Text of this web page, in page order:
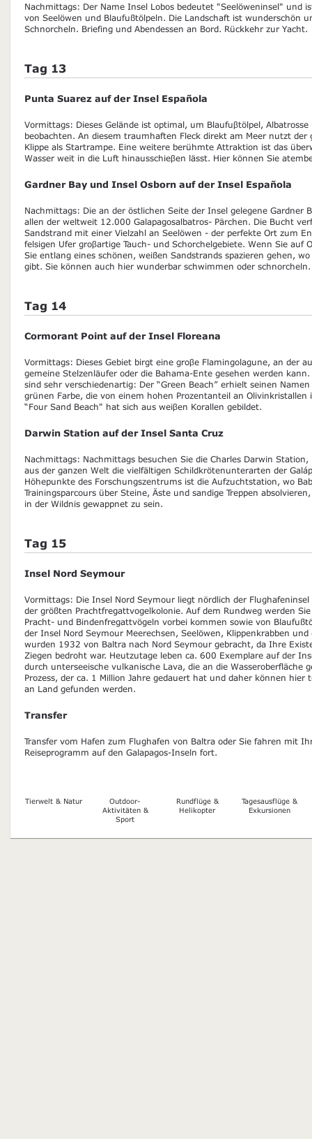
Nachmittags: Der Name Insel Lobos bedeutet "Seelöweninsel" und
von Seelöwen und Blaufußtölpeln. Die Landschaft ist wunderschön
Schnorcheln. Briefing und Abendessen an Bord. Rückkehr zur Yacht.
Tag 13
Punta Suarez auf der Insel Española
Vormittags: Dieses Gelände ist optimal, um Blaufuβtölpel, Albatrosse
beobachten. An diesem traumhaften Fleck direkt am Meer nutzt der
Klippe als Startrampe. Eine weitere berühmte Attraktion ist das
Wasser weit in die Luft hinausschieβen lässt. Hier können Sie
Gardner Bay und Insel Osborn auf der Insel Española
Nachmittags: Die an der östlichen Seite der Insel gelegene Gardner
allen der weltweit 12.000 Galapagosalbatros- Pärchen. Die Bucht
Sandstrand mit einer Vielzahl an Seelöwen - der perfekte Ort zum
felsigen Ufer groβartige Tauch- und Schorchelgebiete. Wenn Sie auf
Sie entlang eines schönen, weißen Sandstrands spazieren gehen,
gibt. Sie können auch hier wunderbar schwimmen oder schnorcheln.
Tag 14
Cormorant Point auf der Insel Floreana
Vormittags: Dieses Gebiet birgt eine groβe Flamingolagune, an der
gemeine Stelzenläufer oder die Bahama-Ente gesehen werden
sind sehr verschiedenartig: Der “Green Beach” erhielt seinen
grünen Farbe, die von einem hohen Prozentanteil an
“Four Sand Beach" hat sich aus weiβen Korallen gebildet.
Darwin Station auf der Insel Santa Cruz
Nachmittags: Nachmittags besuchen Sie die Charles Darwin
aus der ganzen Welt die vielfältigen Schildkrötenunterarten der
Höhepunkte des Forschungszentrums ist die Aufzuchtstation, wo
Trainingsparcours über Steine, Äste und sandige Treppen
in der Wildnis gewappnet zu sein.
Tag 15
Insel Nord Seymour
Vormittags: Die Insel Nord Seymour liegt nördlich der
der größten Prachtfregattvogelkolonie. Auf dem Rundweg werden
Pracht- und Bindenfregattvögeln vorbei kommen sowie von
der Insel Nord Seymour Meerechsen, Seelöwen, Klippenkrabben und
wurden 1932 von Baltra nach Nord Seymour gebracht, da Ihre
Ziegen bedroht war. Heutzutage leben ca. 600 Exemplare auf der
durch unterseeische vulkanische Lava, die an die Wasseroberfläche
Prozess, der ca. 1 Million Jahre gedauert hat und daher können hier
an Land gefunden werden.
Transfer
Transfer vom Hafen zum Flughafen von Baltra oder Sie fahren mit
Reiseprogramm auf den Galapagos-Inseln fort.
Tierwelt & Natur
Outdoor-
Aktivitäten &
Sport
Rundflüge &
Helikopter
Tagesausflüge &
Exkursionen